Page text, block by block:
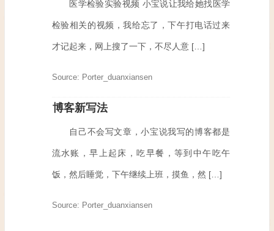
医学检验实验视频 小宝说让我给她找医学
检验相关的视频，我给忘了，下午打电话过来
才记起来，网上搜了一下，不尽人意 […]
Source: Porter_duanxiansen
博客新写法
自己不会写文章，小宝说我写的博客都是
流水账，早上起床，吃早餐，等到中午吃午
饭，然后睡觉，下午继续上班，摸鱼，然 […]
Source: Porter_duanxiansen